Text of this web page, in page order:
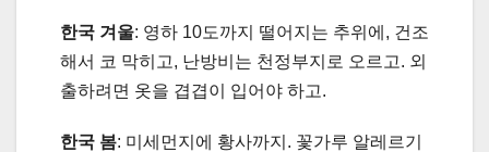
한국 겨울: 영하 10도까지 떨어지는 추위에, 건조
해서 코 막히고, 난방비는 천정부지로 오르고. 외
출하려면 옷을 겹겹이 입어야 하고.
한국 봄: 미세먼지에 황사까지. 꽃가루 알레르기